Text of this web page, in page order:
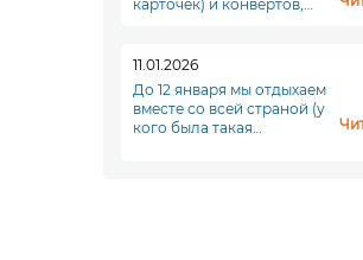
карточек) и конвертов,
11.01.2026
До 12 января мы отдыхаем
вместе со всей страной (у
кого была такая
просмотр
летие со дня
А. П. Чехова.
Быстрый
1937.
выпуск. 5 к.